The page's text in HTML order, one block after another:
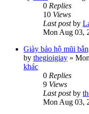
0 Replies
10 Views
Last postby
Mon Aug 03,
Giày bảo hộ mũi
by thegioigiay »
khác
0 Replies
9 Views
Last postby
Mon Aug 03,